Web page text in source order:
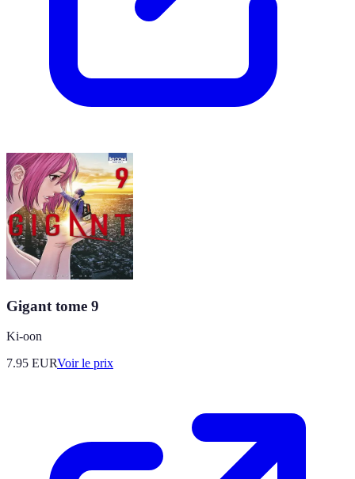
Gigant tome 9
Ki-oon
7.95 EURVoir le prix